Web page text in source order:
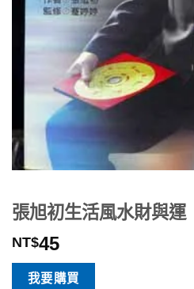
張旭初生活風水財與運
NT$45
我要購買